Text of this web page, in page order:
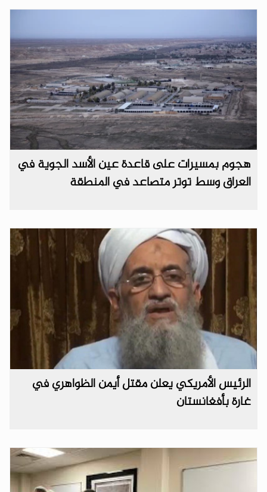
هجوم بمسيرات على قاعدة عين الأسد الجوية في
العراق وسط توتر متصاعد في المنطقة
الرئيس الأمريكي يعلن مقتل أيمن الظواهري في
غارة بأفغانستان